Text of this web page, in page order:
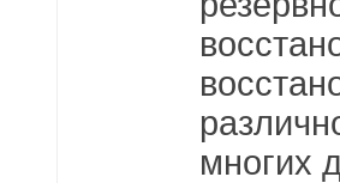
многих